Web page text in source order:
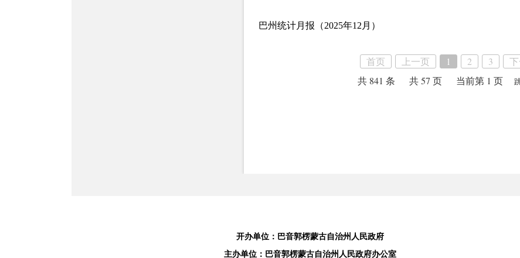
巴州统计月报（2025年12月）
首页 上一页 1 2 3
共 841 条
共 57 页 当前第 1 页
开办单位：巴音郭楞蒙古自治州人民政府
主办单位：巴音郭楞蒙古自治州人民政府办公室